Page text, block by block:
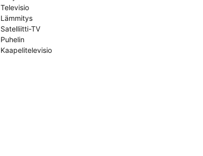
Televisio
Lämmitys
Satelliitti-TV
Puhelin
Kaapelitelevisio